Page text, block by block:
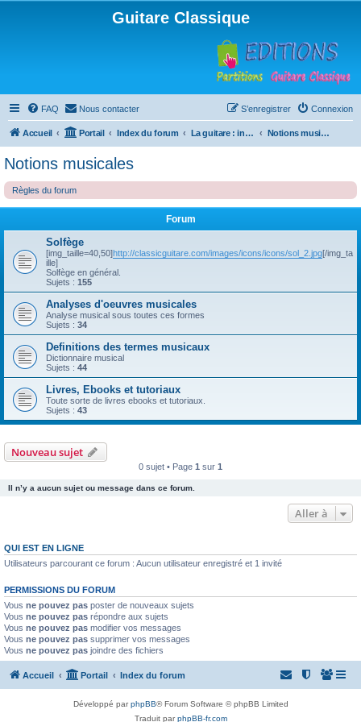
Guitare Classique
FAQ Nous contacter Connexion
S’enregistrer
Accueil Portail Index du forum La guitare : instrument, cours et théorie Notions musicales
Notions musicales
Règles du forum
Forum
Solfège
[img_taille=40,50]http://classicguitare.com/images/icons/icons/sol_2.jpg[/img_ta
ille]
Solfège en général.
Sujets : 155
Analyses d'oeuvres musicales
Analyse musical sous toutes ces formes
Sujets : 34
Definitions des termes musicaux
Dictionnaire musical
Sujets : 44
Livres, Ebooks et tutoriaux
Toute sorte de livres ebooks et tutoriaux.
Sujets : 43
Nouveau sujet
0 sujet • Page 1 sur 1
Il n’y a aucun sujet ou message dans ce forum.
Aller à
QUI EST EN LIGNE
Utilisateurs parcourant ce forum : Aucun utilisateur enregistré et 1 invité
PERMISSIONS DU FORUM
Vous ne pouvez pas poster de nouveaux sujets
Vous ne pouvez pas répondre aux sujets
Vous ne pouvez pas modifier vos messages
Vous ne pouvez pas supprimer vos messages
Vous ne pouvez pas joindre des fichiers
Accueil Portail Index du forum
Développé parphpBB® Forum Software © phpBB Limited
Traduit parphpBB-fr.com